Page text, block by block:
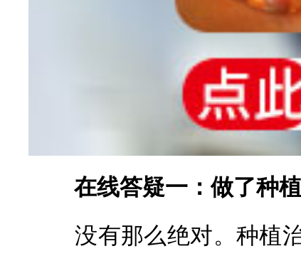
在线答疑一：做了种植
没有那么绝对。种植治